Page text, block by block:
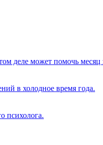
деле может помочь месяц
в холодное время года.
психолога.